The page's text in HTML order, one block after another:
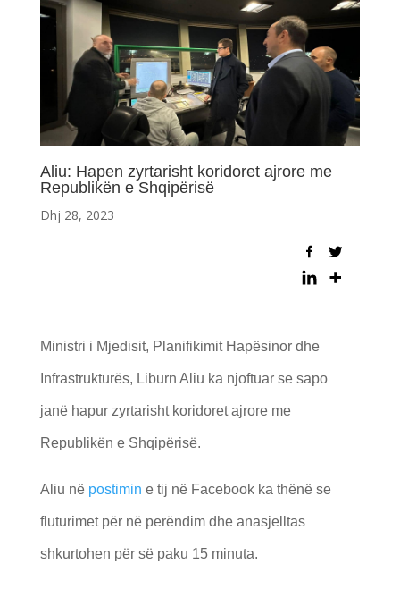
Aliu: Hapen zyrtarisht koridoret ajrore me
Republikën e Shqipërisë
Dhj 28, 2023
Ministri i Mjedisit, Planifikimit Hapësinor dhe
Infrastrukturës, Liburn Aliu ka njoftuar se sapo
janë hapur zyrtarisht koridoret ajrore me
Republikën e Shqipërisë.
Aliu në postimin e tij në Facebook ka thënë se
fluturimet për në perëndim dhe anasjelltas
shkurtohen për së paku 15 minuta.